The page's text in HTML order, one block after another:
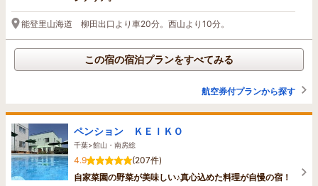
能登里山海道 柳田出口より車20分。西山より10分。
この宿の宿泊プランをすべてみる
航空券付プランから探す
ペンション ＫＥＩＫＯ
千葉>館山・南房総
4.9
(207件)
自家菜園の野菜が美味しい♪真心込めた料理が自慢の宿！